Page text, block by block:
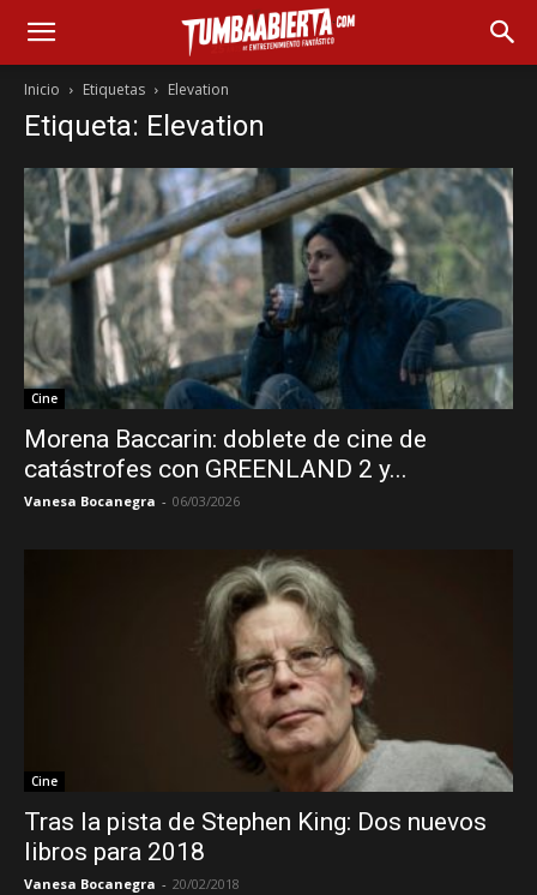
Inicio Etiquetas Elevation
Etiqueta: Elevation
Cine
Morena Baccarin: doblete de cine de
catástrofes con GREENLAND 2 y...
Vanesa Bocanegra - 06/03/2026
Cine
Tras la pista de Stephen King: Dos nuevos
libros para 2018
Vanesa Bocanegra - 20/02/2018